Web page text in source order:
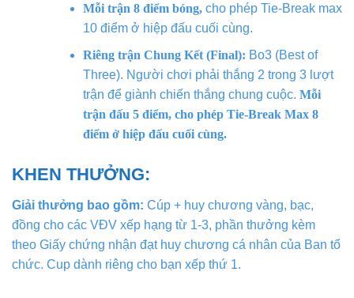
Mỗi trận 8 điểm bóng, cho phép Tie-Break max
10 điểm ở hiệp đấu cuối cùng.
Riêng trận Chung Kết (Final): Bo3 (Best of
Three). Người chơi phải thắng 2 trong 3 lượt
trận để giành chiến thắng chung cuộc. Mỗi
trận đấu 5 điểm, cho phép Tie-Break Max 8
điểm ở hiệp đấu cuối cùng.
KHEN THƯỞNG:
Giải thưởng bao gồm: Cúp + huy chương vàng, bạc,
đồng cho các VĐV xếp hạng từ 1-3, phần thưởng kèm
theo Giấy chứng nhận đạt huy chương cá nhân của Ban tổ
chức. Cup dành riêng cho bạn xếp thứ 1.